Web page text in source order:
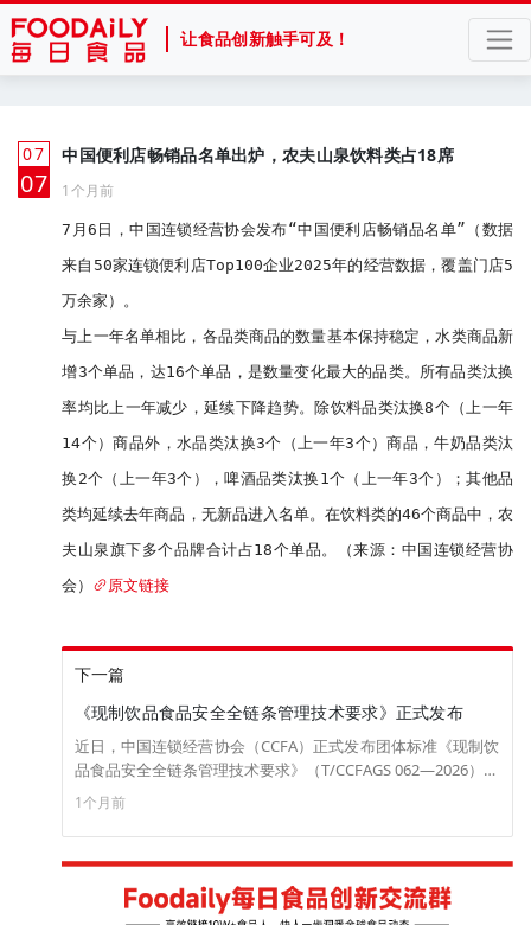
让食品创新触手可及！
07
月
07
中国便利店畅销品名单出炉，农夫山泉饮料类占18席
1个月前
7月6日，中国连锁经营协会发布“中国便利店畅销品名单”（数据
来自50家连锁便利店Top100企业2025年的经营数据，覆盖门店5
万余家）。
与上一年名单相比，各品类商品的数量基本保持稳定，水类商品新
增3个单品，达16个单品，是数量变化最大的品类。所有品类汰换
率均比上一年减少，延续下降趋势。除饮料品类汰换8个（上一年
14个）商品外，水品类汰换3个（上一年3个）商品，牛奶品类汰
换2个（上一年3个），啤酒品类汰换1个（上一年3个）；其他品
类均延续去年商品，无新品进入名单。在饮料类的46个商品中，农
夫山泉旗下多个品牌合计占18个单品。（来源：中国连锁经营协
会）
原文链接
下一篇
《现制饮品食品安全全链条管理技术要求》正式发布
近日，中国连锁经营协会（CCFA）正式发布团体标准《现制饮
品食品安全全链条管理技术要求》（T/CCFAGS 062—2026），
系统规范了现制饮品从上游原料基地到终端消费的全链条食品
安全管理技术要求。CCFA联合瑞幸咖啡（中国）有限公司等行
业头部企业历时近一年调研论证，制定并发布本标准。据统
计，2025年全国茶饮市场规模达1870亿元，同比增长6.4%，全
国茶饮门店数达44.9万家，同比增长3.5%。（来源：中国连锁
经营协会）
1个月前